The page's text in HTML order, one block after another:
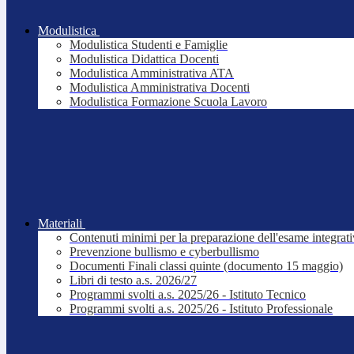
Modulistica
Modulistica Studenti e Famiglie
Modulistica Didattica Docenti
Modulistica Amministrativa ATA
Modulistica Amministrativa Docenti
Modulistica Formazione Scuola Lavoro
Materiali
Contenuti minimi per la preparazione dell'esame
Prevenzione bullismo e cyberbullismo
Documenti Finali classi quinte (documento 15 maggio)
Libri di testo a.s. 2026/27
Programmi svolti a.s. 2025/26 - Istituto Tecnico
Programmi svolti a.s. 2025/26 - Istituto Professionale